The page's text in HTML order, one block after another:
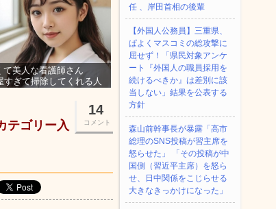
て美人な看護師さん
すぎて掃除してくれる人
14
コメント
テゴリー入
任 、岸田首相の後輩
【外国人公務員】三重県、
ぱよくマスコミの総攻撃に
屈せず！「県民対象アンケ
ート『外国人の職員採用を
続けるべきか』は差別に該
当しない」結果を公表する
方針
森山前幹事長が暴露「高市
総理のSNS投稿が習主席を
怒らせた」 「その投稿が中
国側（習近平主席）を怒ら
せ、日中関係をこじらせる
大きなきっかけになった」